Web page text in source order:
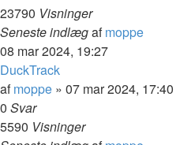
23790 Visninger
Seneste indlægafmoppe
08 mar 2024, 19:27
DuckTrack
afmoppe » 07 mar 2024, 17:40
0 Svar
5590 Visninger